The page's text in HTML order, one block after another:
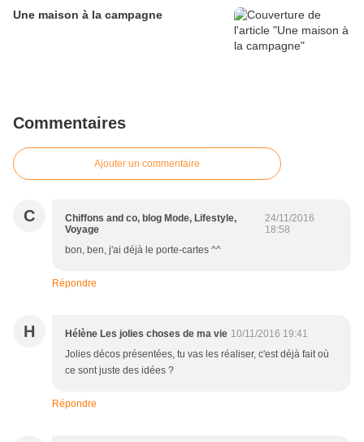
Une maison à la campagne
Commentaires
Ajouter un commentaire
C
Chiffons and co, blog Mode, Lifestyle,
Voyage
24/11/2016
18:58
bon, ben, j'ai déjà le porte-cartes ^^
Répondre
H Hélène Les jolies choses de ma vie 10/11/2016 19:41
Jolies décos présentées, tu vas les réaliser, c'est déjà fait où
ce sont juste des idées ?
Répondre